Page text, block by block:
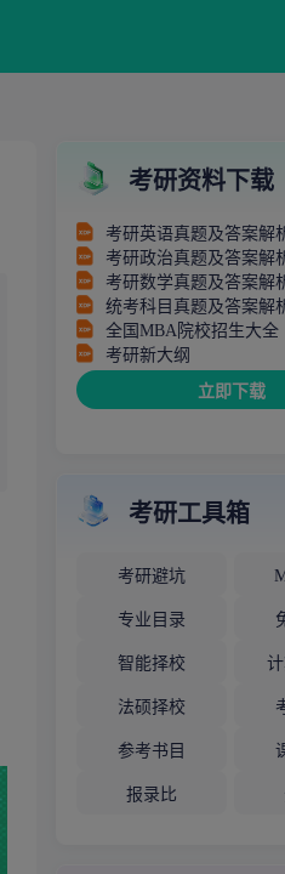
考研资料下载
考研英语真题及答案解
考研政治真题及答案解
考研数学真题及答案解
统考科目真题及答案解
全国MBA院校招生大全
考研新大纲
立即下载
考研工具箱
考研避坑
专业目录
智能择校
法硕择校
参考书目
报录比